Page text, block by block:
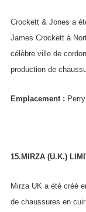
Crockett & Jones a
James Crockett à
célèbre ville de
production de
Emplacement :
15.MIRZA (U.K.)
Mirza UK a été créé
de chaussures en